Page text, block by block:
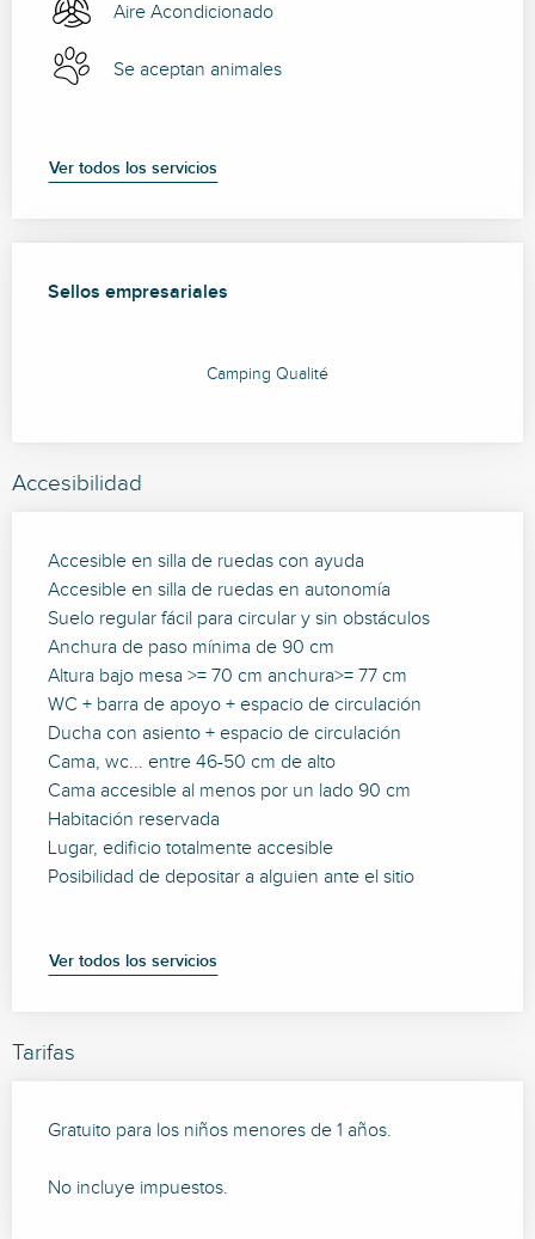
Aire Acondicionado
Se aceptan animales
Ver todos los servicios
Sellos empresariales
Sellos empresariales
Camping Qualité
Accesibilidad
Accesible en silla de ruedas con ayuda
Accesible en silla de ruedas en autonomía
Suelo regular fácil para circular y sin obstáculos
Anchura de paso mínima de 90 cm
Altura bajo mesa >= 70 cm anchura>= 77 cm
WC + barra de apoyo + espacio de circulación
Ducha con asiento + espacio de circulación
Cama, wc... entre 46-50 cm de alto
Cama accesible al menos por un lado 90 cm
Habitación reservada
Lugar, edificio totalmente accesible
Posibilidad de depositar a alguien ante el sitio
Ver todos los servicios
Tarifas
Gratuito para los niños menores de 1 años.
No incluye impuestos.